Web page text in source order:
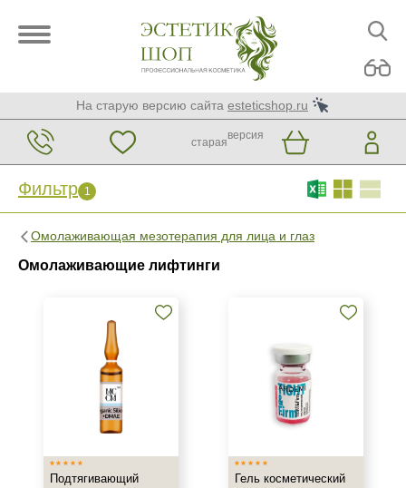
На старую версию сайта esteticshop.ru
старая
версия
Фильтр 1
Омолаживающая мезотерапия для лица и глаз
Омолаживающие лифтинги
Фильтр 1 Сброс
Израиль
Испания
Подтягивающий
Гель косметический